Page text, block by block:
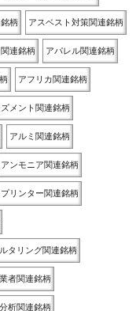
柄 アスベスト対策関連銘柄
連銘柄 アパレル関連銘柄
アフリカ関連銘柄
メント関連銘柄
アルミ関連銘柄
アンモニア関連銘柄
リンター関連銘柄
タリング関連銘柄
者関連銘柄
析関連銘柄